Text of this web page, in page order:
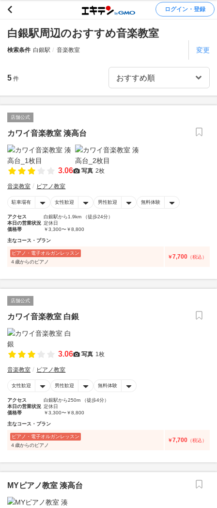
ログイン・登録
白銀駅周辺のおすすめ音楽教室
検索条件 白銀駅 音楽教室 変更
5 件
店舗公式
カワイ音楽教室 湊高台
3.06 写真 2枚
音楽教室 ピアノ教室
駐車場有 女性歓迎 男性歓迎 無料体験
アクセス
白銀駅から1.9km （徒歩24分）
本日の営業状況 定休日
価格帯
￥3,300〜￥8,800
主なコース・プラン
ピアノ・電子オルガンレッスン
４歳からのピアノ
￥7,700 （税込）
店舗公式
カワイ音楽教室 白銀
3.06 写真 1枚
音楽教室 ピアノ教室
女性歓迎 男性歓迎 無料体験
アクセス
白銀駅から250m （徒歩4分）
本日の営業状況 定休日
価格帯
￥3,300〜￥8,800
主なコース・プラン
ピアノ・電子オルガンレッスン
４歳からのピアノ
￥7,700 （税込）
MYピアノ教室 湊高台